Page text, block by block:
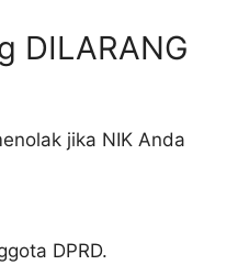
DILARANG
jika NIK Anda
DPRD.